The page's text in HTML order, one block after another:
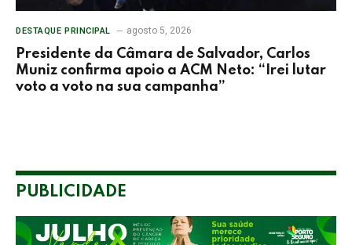
DESTAQUE PRINCIPAL agosto 5, 2026
Presidente da Câmara de Salvador, Carlos
Muniz confirma apoio a ACM Neto: “Irei lutar
voto a voto na sua campanha”
PUBLICIDADE